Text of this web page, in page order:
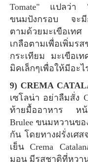
Tomate" แปลว่า
ขนมปังกรอบ จะมีก
ตามด้วยมะเขือเท
เกลือตามเพื่อเพิ่มร
กระเทียม มะเขือเ
มิคเล็กๆเพื่อให้มีอะ
9) CREMA
เซโลน่า อย่าลืมสั่ง
ท้ายมื้ออาหาร หน้
Brulee ขนมหวานขอ
กัน โดยทางฝรั่งเศส
เย็น Crema
มอน มีรสชาติที่หวา